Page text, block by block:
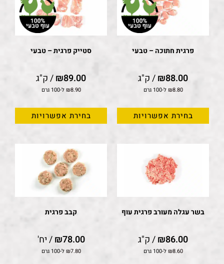
פרגית חתוכה – טבעי
₪88.00 / ק"ג
₪8.80 ל-100 גרם
בחירת אפשרויות
סטייק פרגית – טבעי
₪89.00 / ק"ג
₪8.90 ל-100 גרם
בחירת אפשרויות
בשר עגלה מעורב פרגית עוף
₪86.00 / ק"ג
₪8.60 ל-100 גרם
קבב פרגית
₪78.00 / יח'
₪7.80 ל-100 גרם